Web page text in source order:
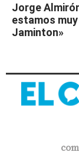
Jorge
estamos
Jaminton»